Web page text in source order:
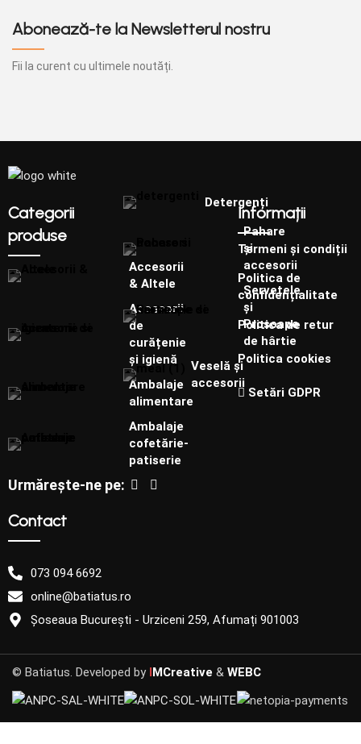
Abonează-te la Newsletterul nostru
Fii la curent cu ultimele noutăți.
Categorii
produse
Accesorii
& Altele
Accesorii
de
curățenie
și igienă
Ambalaje
alimentare
Ambalaje
cofetărie-
patiserie
Detergenți
Pahare
și
accesorii
Șervețele
și
Prosoape
de hârtie
Veselă și
accesorii
Informații
Termeni și condiții
Politica de
confidențialitate
Politica de retur
Politica cookies
Setări GDPR
Urmărește-ne pe:
Contact
073 094 6692
online@batiatus.ro
Șoseaua București - Urziceni 259, Afumați 901003
© Batiatus. Developed by MCreative & WEBC